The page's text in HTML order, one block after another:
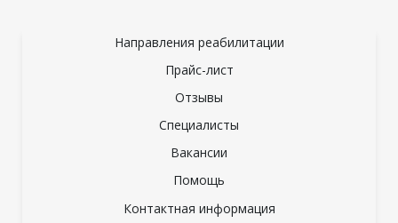
Направления реабилитации
Прайс-лист
Отзывы
Специалисты
Вакансии
Помощь
Контактная информация